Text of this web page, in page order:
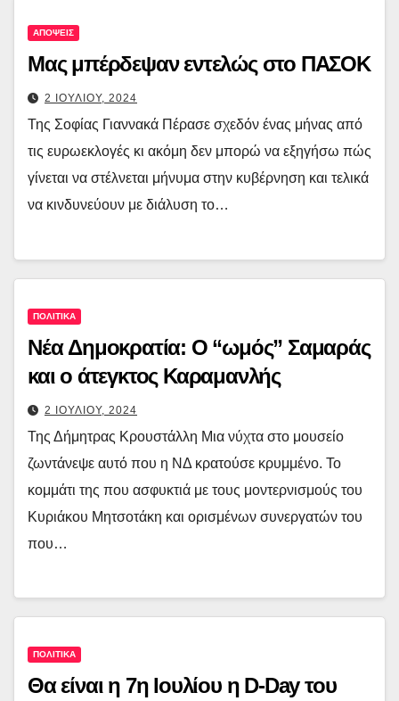
ΑΠΟΨΕΙΣ
Μας μπέρδεψαν εντελώς στο ΠΑΣΟΚ
2 ΙΟΥΛΙΟΥ, 2024
Της Σοφίας Γιαννακά Πέρασε σχεδόν ένας μήνας από
τις ευρωεκλογές κι ακόμη δεν μπορώ να εξηγήσω πώς
γίνεται να στέλνεται μήνυμα στην κυβέρνηση και τελικά
να κινδυνεύουν με διάλυση το…
ΠΟΛΙΤΙΚΑ
Νέα Δημοκρατία: Ο “ωμός” Σαμαράς
και ο άτεγκτος Καραμανλής
2 ΙΟΥΛΙΟΥ, 2024
Της Δήμητρας Κρουστάλλη Μια νύχτα στο μουσείο
ζωντάνεψε αυτό που η ΝΔ κρατούσε κρυμμένο. Το
κομμάτι της που ασφυκτιά με τους μοντερνισμούς του
Κυριάκου Μητσοτάκη και ορισμένων συνεργατών του
που…
ΠΟΛΙΤΙΚΑ
Θα είναι η 7η Ιουλίου η D-Day του